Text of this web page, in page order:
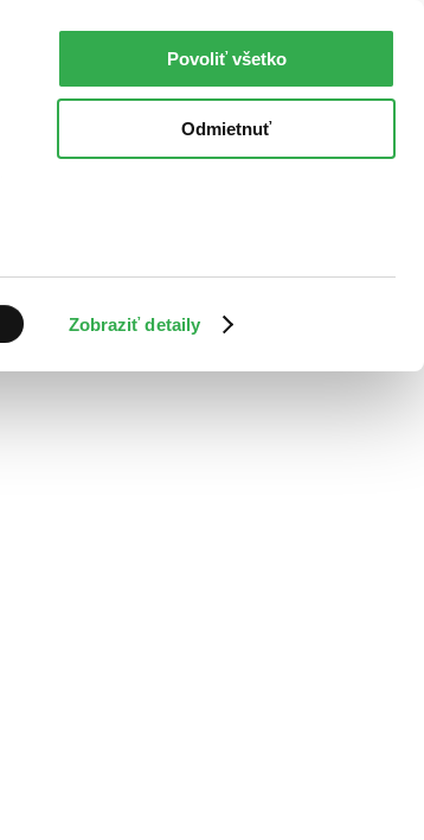
Zobraziť detaily
Povoliť všetko
Odmietnuť